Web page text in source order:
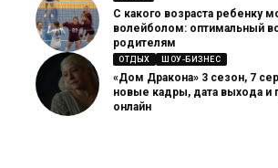
С какого возраста ребенку
волейболом: оптимальный
родителям
ОТДЫХ ШОУ-БИЗНЕС
«Дом Дракона» 3 сезон, 7
новые кадры, дата выхода и
онлайн